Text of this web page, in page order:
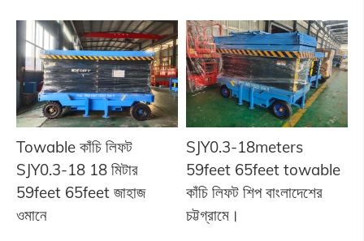
Towable কাঁচি লিফট
SJY0.3-18 18 মিটার
59feet 65feet জাহাজ
ওমানে
SJY0.3-18meters
59feet 65feet towable
কাঁচি লিফট শিপ বাংলাদেশের
চট্টগ্রামে।